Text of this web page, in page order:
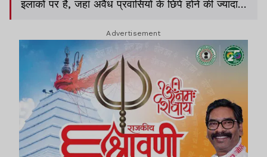
इलाकों पर है, जहां अवैध प्रवासियों के छिपे होने की ज्यादा
Advertisement